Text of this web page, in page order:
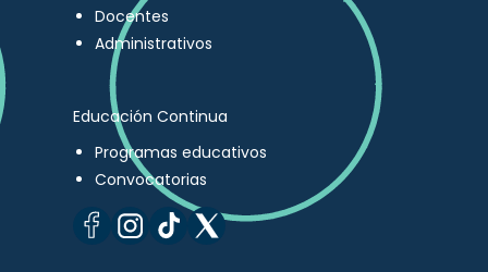
Docentes
Administrativos
Educación Continua
Programas educativos
Convocatorias